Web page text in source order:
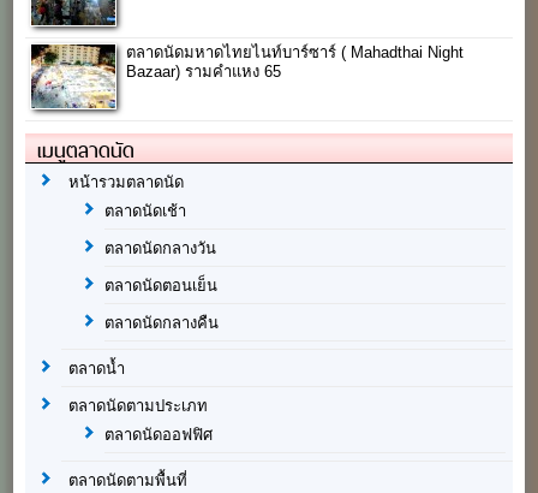
ตลาดนัดมหาดไทยไนท์บาร์ซาร์ ( Mahadthai Night
Bazaar) รามคำแหง 65
เมนูตลาดนัด
หน้ารวมตลาดนัด
ตลาดนัดเช้า
ตลาดนัดกลางวัน
ตลาดนัดตอนเย็น
ตลาดนัดกลางคืน
ตลาดน้ำ
ตลาดนัดตามประเภท
ตลาดนัดออฟฟิศ
ตลาดนัดตามพื้นที่